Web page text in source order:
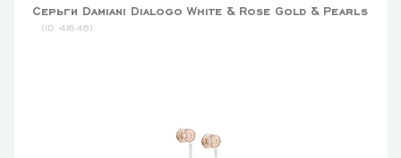
Серьги Damiani Dialogo White & Rose Gold & Pearls
41648